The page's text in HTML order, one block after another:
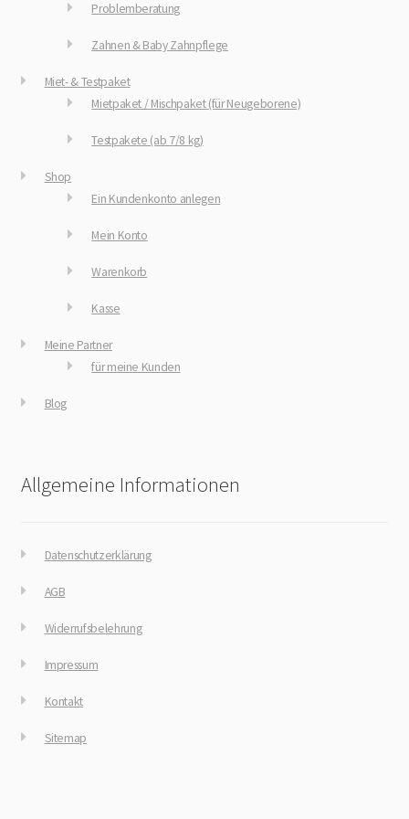
Problemberatung
Zahnen & Baby Zahnpflege
Miet- & Testpaket
Mietpaket / Mischpaket (für Neugeborene)
Testpakete (ab 7/8 kg)
Shop
Ein Kundenkonto anlegen
Mein Konto
Warenkorb
Kasse
Meine Partner
für meine Kunden
Blog
Allgemeine Informationen
Datenschutzerklärung
AGB
Widerrufsbelehrung
Impressum
Kontakt
Sitemap